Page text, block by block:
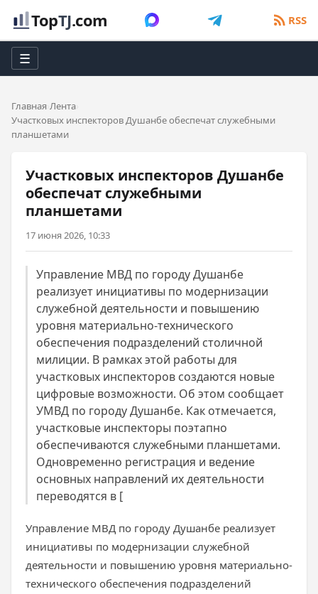
TopTJ.com RSS
☰
Главная Лента
Участковых инспекторов Душанбе обеспечат служебными
планшетами
Участковых инспекторов Душанбе
обеспечат служебными
планшетами
17 июня 2026, 10:33
Управление МВД по городу Душанбе
реализует инициативы по модернизации
служебной деятельности и повышению
уровня материально-технического
обеспечения подразделений столичной
милиции. В рамках этой работы для
участковых инспекторов создаются новые
цифровые возможности. Об этом сообщает
УМВД по городу Душанбе. Как отмечается,
участковые инспекторы поэтапно
обеспечиваются служебными планшетами.
Одновременно регистрация и ведение
основных направлений их деятельности
переводятся в [
Управление МВД по городу Душанбе реализует
инициативы по модернизации служебной
деятельности и повышению уровня материально-
технического обеспечения подразделений